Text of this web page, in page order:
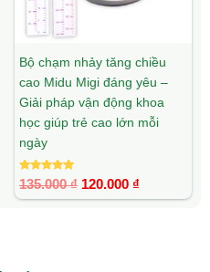
Bộ chạm nhảy tăng chiều
cao Midu Migi đáng yêu –
Giải pháp vận động khoa
học giúp trẻ cao lớn mỗi
ngày
Được xếp
hạng
5.00
135.000₫ 120.000 ₫